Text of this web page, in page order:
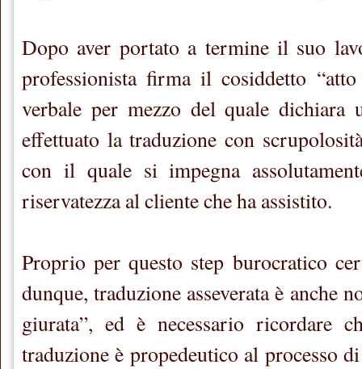
Dopo aver portato a termine il suo
professionista firma il cosiddetto
verbale per mezzo del quale dichiara
effettuato la traduzione con
con il quale si impegna
riservatezza al cliente che ha assistito.
Proprio per questo step burocratico
dunque, traduzione asseverata è anche
giurata”, ed è necessario ricordare
traduzione è propedeutico al processo